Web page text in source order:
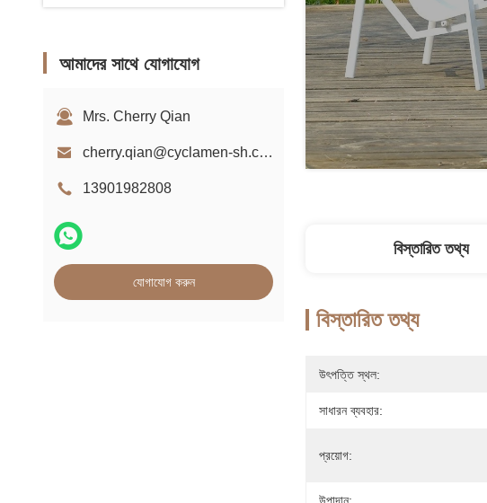
আমাদের সাথে যোগাযোগ
Mrs. Cherry Qian
cherry.qian@cyclamen-sh.com
13901982808
যোগাযোগ করুন
বিস্তারিত তথ্য
বিস্তারিত তথ্য
উৎপত্তি স্থল:
সাধারন ব্যবহার:
প্রয়োগ: